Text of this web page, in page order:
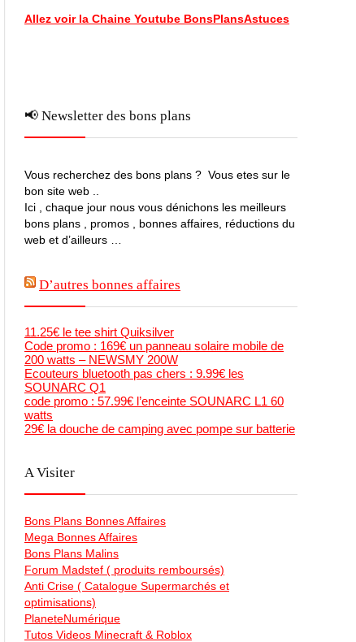
Allez voir la Chaine Youtube BonsPlansAstuces
📢 Newsletter des bons plans
Vous recherchez des bons plans ? Vous etes sur le
bon site web ..
Ici , chaque jour nous vous dénichons les meilleurs
bons plans , promos , bonnes affaires, réductions du
web et d’ailleurs …
D’autres bonnes affaires
11.25€ le tee shirt Quiksilver
Code promo : 169€ un panneau solaire mobile de
200 watts – NEWSMY 200W
Ecouteurs bluetooth pas chers : 9.99€ les
SOUNARC Q1
code promo : 57.99€ l’enceinte SOUNARC L1 60
watts
29€ la douche de camping avec pompe sur batterie
A Visiter
Bons Plans Bonnes Affaires
Mega Bonnes Affaires
Bons Plans Malins
Forum Madstef ( produits remboursés)
Anti Crise ( Catalogue Supermarchés et
optimisations)
PlaneteNumérique
Tutos Videos Minecraft & Roblox